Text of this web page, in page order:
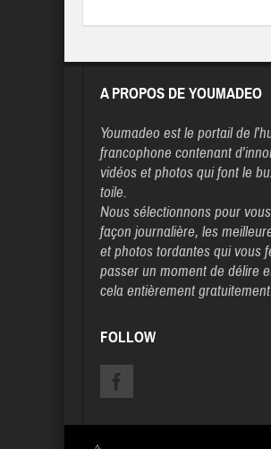
A PROPOS DE YOUMADEO
Youmadeo est le portail de
francophone contenant
vidéos et photos qui font le
toile.
Nous sélectionnons pour
façon journalière, les
et photos tordantes qui vous
passer un moment de délire
cela entièrement
FOLLOW